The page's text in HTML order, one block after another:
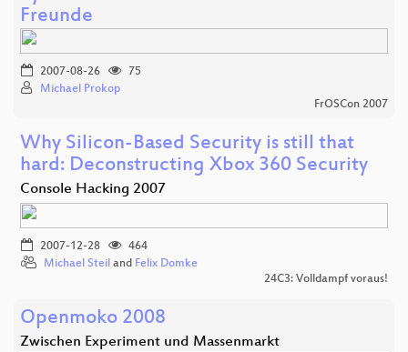
Freunde
2007-08-26
75
Michael Prokop
FrOSCon 2007
Why Silicon-Based Security is still that
hard: Deconstructing Xbox 360 Security
Console Hacking 2007
2007-12-28
464
Michael Steil and Felix Domke
24C3: Volldampf voraus!
Openmoko 2008
Zwischen Experiment und Massenmarkt